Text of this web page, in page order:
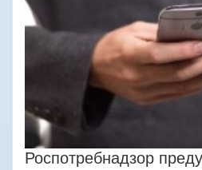
Роспотребнадзор